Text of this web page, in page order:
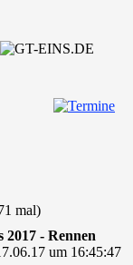
mal)
2017 - Rennen
um 16:45:47